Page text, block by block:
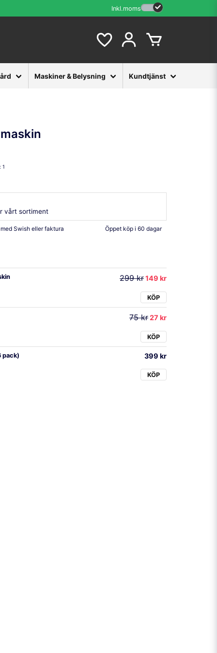
Inkl.moms
Maskiner & Belysning Kundtjänst
1
vårt sortiment
Swish eller faktura Öppet köp i 60 dagar
299 kr149 kr
KÖP
75 kr27 kr
KÖP
pack) 399 kr
KÖP